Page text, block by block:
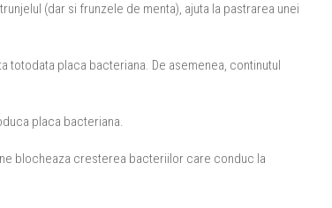
(dar si frunzele de menta), ajuta la pastrarea unei
placa bacteriana. De asemenea, continutul
placa bacteriana.
blocheaza cresterea bacteriilor care conduc la